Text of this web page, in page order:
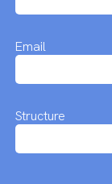
Email
Structure